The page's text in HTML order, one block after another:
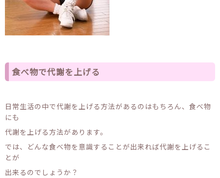
食べ物で代謝を上げる
日常生活の中で代謝を上げる方法があるのはもちろん、食べ物
にも
代謝を上げる方法があります。
では、どんな食べ物を意識することが出来れば代謝を上げるこ
とが
出来るのでしょうか？